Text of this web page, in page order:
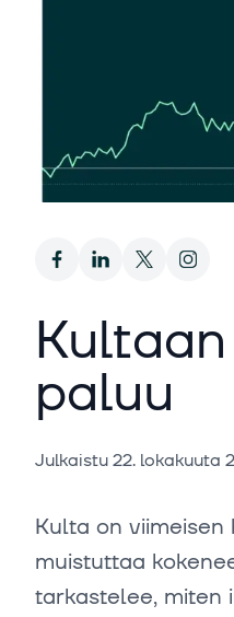
paluu
Julkaistu22. lokakuuta
Kulta on
muistuttaa
tarkastelee, miten